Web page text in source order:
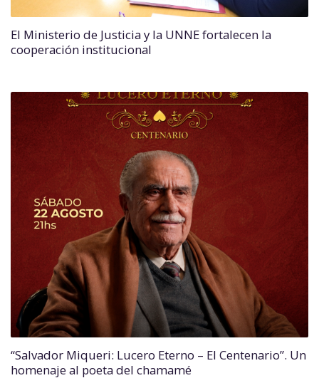
El Ministerio de Justicia y la UNNE fortalecen la
cooperación institucional
“Salvador Miqueri: Lucero Eterno – El Centenario”. Un
homenaje al poeta del chamamé